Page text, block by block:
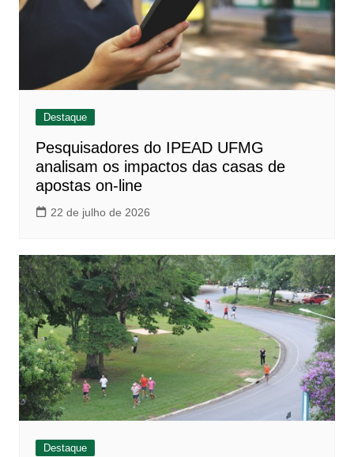
Destaque
Pesquisadores do IPEAD UFMG
analisam os impactos das casas de
apostas on-line
22 de julho de 2026
Destaque